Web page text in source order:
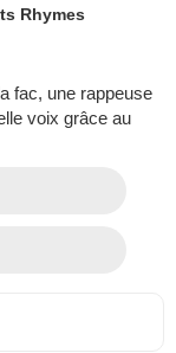
Rhymes
fac, une rappeuse
voix grâce au